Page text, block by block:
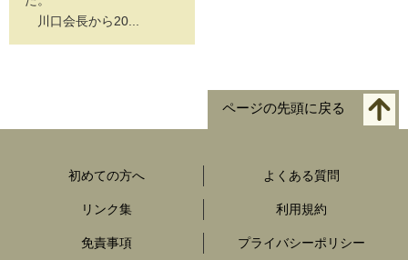
川口会長から20...
ページの先頭に戻る
初めての方へ よくある質問
リンク集 利用規約
免責事項 プライバシーポリシー